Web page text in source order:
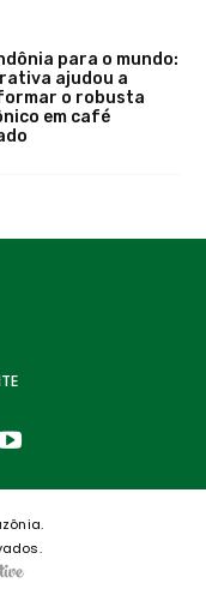
para o mundo:
ajudou a
o robusta
em café